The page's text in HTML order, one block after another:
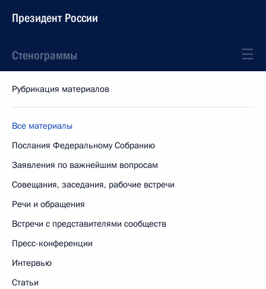
Президент России
Стенограммы
Рубрикация материалов
Все материалы
Послания Федеральному Собранию
Заявления по важнейшим вопросам
Совещания, заседания, рабочие встречи
Речи и обращения
Встречи с представителями сообществ
Пресс-конференции
Интервью
Статьи